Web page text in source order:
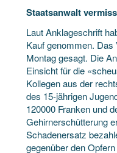
Staatsanwalt
Laut Anklageschrift
Kauf genommen.
Montag gesagt. Die
Einsicht für die
Kollegen aus der
des 15-jährigen
120000 Franken und
Gehirnerschütterung
Schadenersatz
gegenüber den